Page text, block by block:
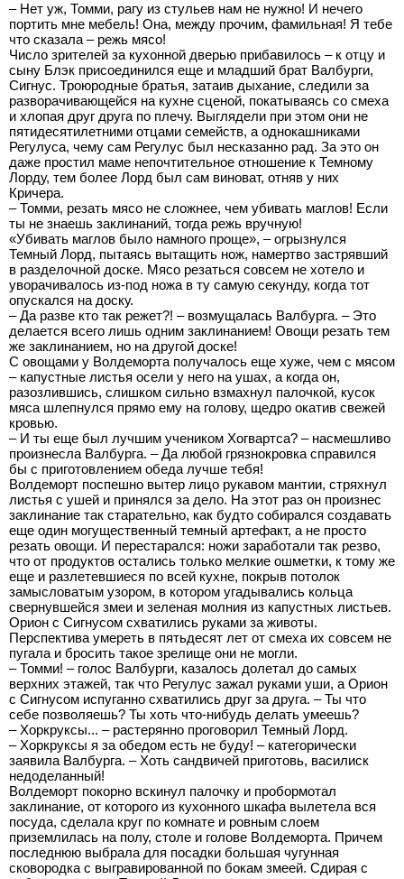
– Нет уж, Томми, рагу из стульев нам не нужно! И нечего
портить мне мебель! Она, между прочим, фамильная! Я тебе
что сказала – режь мясо!
Число зрителей за кухонной дверью прибавилось – к отцу и
сыну Блэк присоединился еще и младший брат Валбурги,
Сигнус. Троюродные братья, затаив дыхание, следили за
разворачивающейся на кухне сценой, покатываясь со смеха
и хлопая друг друга по плечу. Выглядели при этом они не
пятидесятилетними отцами семейств, а однокашниками
Регулуса, чему сам Регулус был несказанно рад. За это он
даже простил маме непочтительное отношение к Темному
Лорду, тем более Лорд был сам виноват, отняв у них
Кричера.
– Томми, резать мясо не сложнее, чем убивать маглов! Если
ты не знаешь заклинаний, тогда режь вручную!
«Убивать маглов было намного проще», – огрызнулся
Темный Лорд, пытаясь вытащить нож, намертво застрявший
в разделочной доске. Мясо резаться совсем не хотело и
уворачивалось из-под ножа в ту самую секунду, когда тот
опускался на доску.
– Да разве кто так режет?! – возмущалась Валбурга. – Это
делается всего лишь одним заклинанием! Овощи резать тем
же заклинанием, но на другой доске!
С овощами у Волдеморта получалось еще хуже, чем с мясом
– капустные листья осели у него на ушах, а когда он,
разозлившись, слишком сильно взмахнул палочкой, кусок
мяса шлепнулся прямо ему на голову, щедро окатив свежей
кровью.
– И ты еще был лучшим учеником Хогвартса? – насмешливо
произнесла Валбурга. – Да любой грязнокровка справился
бы с приготовлением обеда лучше тебя!
Волдеморт поспешно вытер лицо рукавом мантии, стряхнул
листья с ушей и принялся за дело. На этот раз он произнес
заклинание так старательно, как будто собирался создавать
еще один могущественный темный артефакт, а не просто
резать овощи. И перестарался: ножи заработали так резво,
что от продуктов остались только мелкие ошметки, к тому же
еще и разлетевшиеся по всей кухне, покрыв потолок
замысловатым узором, в котором угадывались кольца
свернувшейся змеи и зеленая молния из капустных листьев.
Орион с Сигнусом схватились руками за животы.
Перспектива умереть в пятьдесят лет от смеха их совсем не
пугала и бросить такое зрелище они не могли.
– Томми! – голос Валбурги, казалось долетал до самых
верхних этажей, так что Регулус зажал руками уши, а Орион
с Сигнусом испуганно схватились друг за друга. – Ты что
себе позволяешь? Ты хоть что-нибудь делать умеешь?
– Хоркруксы... – растерянно проговорил Темный Лорд.
– Хоркруксы я за обедом есть не буду! – категорически
заявила Валбурга. – Хоть сандвичей приготовь, василиск
недоделанный!
Волдеморт покорно вскинул палочку и пробормотал
заклинание, от которого из кухонного шкафа вылетела вся
посуда, сделала круг по комнате и ровным слоем
приземлилась на полу, столе и голове Волдеморта. Причем
последнюю выбрала для посадки большая чугунная
сковородка с выгравированной по бокам змеей. Сдирая с